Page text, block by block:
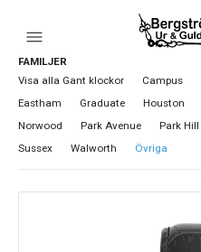
HEM
KLOCKOR
FAMILJER
Visa alla Gant klockor
Campus
Eastham
Graduate Houston
Norwood
Park Avenue Park Hill
Sussex
Walworth Övriga